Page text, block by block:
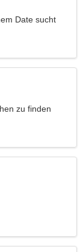
Date sucht
zu finden